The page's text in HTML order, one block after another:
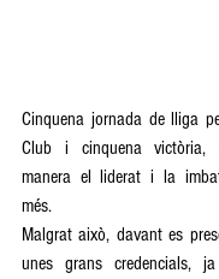
Cinquena jornada de lliga
Club i cinquena victòria,
manera el liderat i la
més.
Malgrat això, davant es
unes grans credencials,